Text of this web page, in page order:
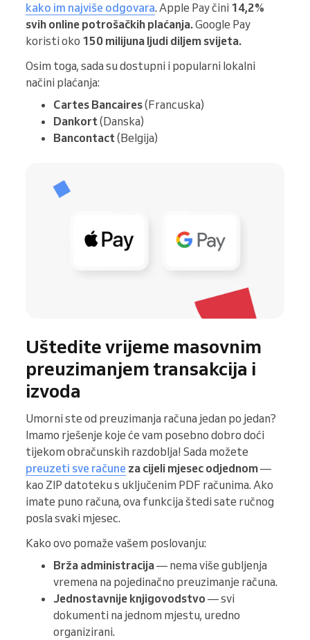
kako im najviše odgovara. Apple Pay čini 14,2%
svih online potrošačkih plaćanja.Google Pay
koristi oko 150 milijuna ljudi diljem svijeta.
Osim toga, sada su dostupni i popularni lokalni
načini plaćanja:
Cartes Bancaires(Francuska)
Dankort(Danska)
Bancontact(Belgija)
Uštedite vrijeme masovnim
preuzimanjem transakcija i
izvoda
Umorni ste od preuzimanja računa jedan po jedan?
Imamo rješenje koje će vam posebno dobro doći
tijekom obračunskih razdoblja! Sada možete
preuzeti sve račune za cijeli mjesec odjednom—
kao ZIP datoteku s uključenim PDF računima. Ako
imate puno računa, ova funkcija štedi sate ručnog
posla svaki mjesec.
Kako ovo pomaže vašem poslovanju:
Brža administracija— nema više gubljenja
vremena na pojedinačno preuzimanje računa.
Jednostavnije knjigovodstvo — svi
dokumenti na jednom mjestu, uredno
organizirani.